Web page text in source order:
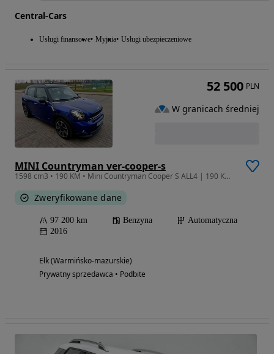
Central-Cars
Usługi finansowe Myjnia Usługi ubezpieczeniowe
MINI Countryman ver-cooper-s
1598 cm3 • 190 KM • Mini Countryman Cooper S ALL4 | 190 KM | Automat | 2016
Zweryfikowane dane
97 200 km Benzyna
Automatyczna
2016
Ełk (Warmińsko-mazurskie)
Prywatny sprzedawca • Podbite
52 500 PLN
W granicach średniej